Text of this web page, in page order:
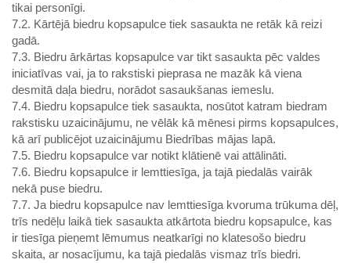
tikai personīgi.
7.2. Kārtējā biedru kopsapulce tiek sasaukta ne retāk kā reizi
gadā.
7.3. Biedru ārkārtas kopsapulce var tikt sasaukta pēc valdes
iniciatīvas vai, ja to rakstiski pieprasa ne mazāk kā viena
desmitā daļa biedru, norādot sasaukšanas iemeslu.
7.4. Biedru kopsapulce tiek sasaukta, nosūtot katram biedram
rakstisku uzaicinājumu, ne vēlāk kā mēnesi pirms kopsapulces,
kā arī publicējot uzaicinājumu Biedrības mājas lapā.
7.5. Biedru kopsapulce var notikt klātienē vai attālināti.
7.6. Biedru kopsapulce ir lemttiesīga, ja tajā piedalās vairāk
nekā puse biedru.
7.7. Ja biedru kopsapulce nav lemttiesīga kvoruma trūkuma dēļ,
trīs nedēļu laikā tiek sasaukta atkārtota biedru kopsapulce, kas
ir tiesīga pieņemt lēmumus neatkarīgi no klatesošo biedru
skaita, ar nosacījumu, ka tajā piedalās vismaz trīs biedri.